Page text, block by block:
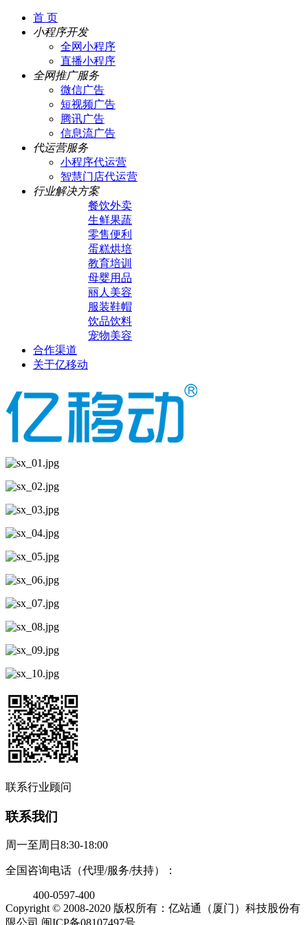
首 页
小程序开发
全网小程序
直播小程序
全网推广服务
微信广告
短视频广告
腾讯广告
信息流广告
代运营服务
小程序代运营
智慧门店代运营
行业解决方案
餐饮外卖
生鲜果蔬
零售便利
蛋糕烘培
教育培训
母婴用品
丽人美容
服装鞋帽
饮品饮料
宠物美容
合作渠道
关于亿移动
联系行业顾问
联系我们
周一至周日8:30-18:00
全国咨询电话（代理/服务/扶持）：
400-0597-400
Copyright © 2008-2020 版权所有：亿站通（厦门）科技股份有